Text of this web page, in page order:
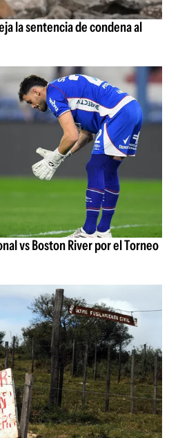
la sentencia de condena al
vs Boston River por el Torneo